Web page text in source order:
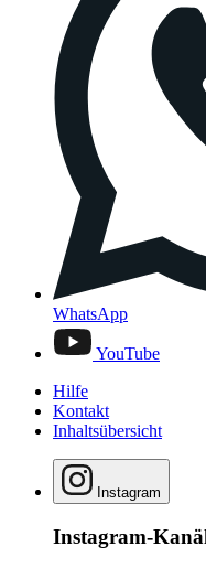
WhatsApp
YouTube
Hilfe
Kontakt
Inhaltsübersicht
Instagram
Instagram-